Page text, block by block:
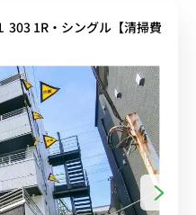
303 1R・シングル【清掃費